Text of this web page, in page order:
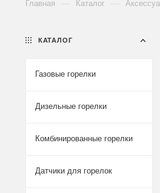
Главная Каталог
КАТАЛОГ
Газовые горелки
Дизельные горелки
Комбинированные горелки
Датчики для горелок